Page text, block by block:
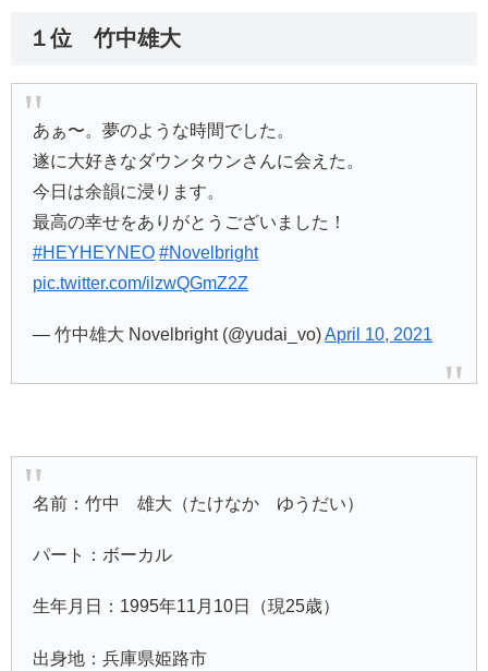
１位 竹中雄大
あぁ〜。夢のような時間でした。
遂に大好きなダウンタウンさんに会えた。
今日は余韻に浸ります。
最高の幸せをありがとうございました！
#HEYHEYNEO #Novelbright
pic.twitter.com/ilzwQGmZ2Z
— 竹中雄大 Novelbright (@yudai_vo)April 10, 2021
名前：竹中 雄大（たけなか ゆうだい）
パート：ボーカル
生年月日：1995年11月10日（現25歳）
出身地：兵庫県姫路市